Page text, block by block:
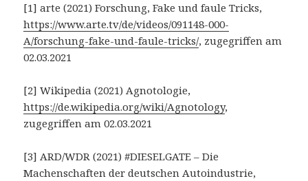
[1] arte (2021) Forschung, Fake und faule Tricks,
https://www.arte.tv/de/videos/091148-000-
A/forschung-fake-und-faule-tricks/, zugegriffen am
02.03.2021
[2] Wikipedia (2021) Agnotologie,
https://de.wikipedia.org/wiki/Agnotology,
zugegriffen am 02.03.2021
[3] ARD/WDR (2021) #DIESELGATE – Die
Machenschaften der deutschen Autoindustrie,